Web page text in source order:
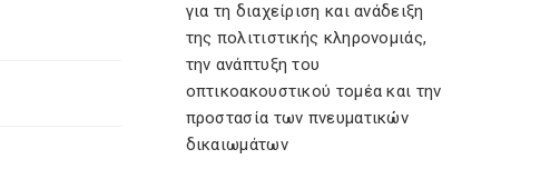
για τη διαχείριση και ανάδειξη
της πολιτιστικής κληρονομιάς,
την ανάπτυξη του
οπτικοακουστικού τομέα και την
προστασία των πνευματικών
δικαιωμάτων